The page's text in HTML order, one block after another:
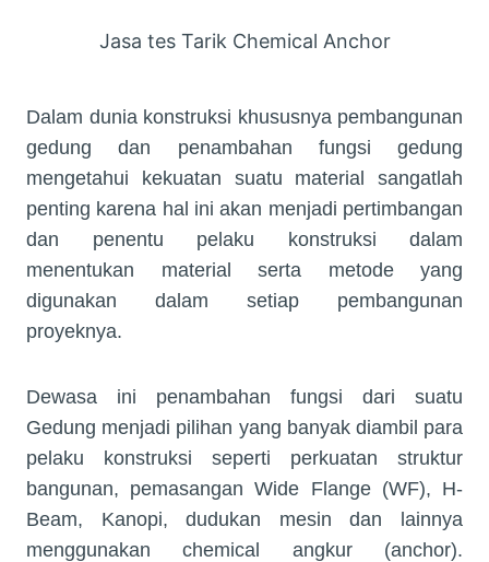
Jasa tes Tarik Chemical Anchor
Dalam dunia konstruksi khususnya pembangunan
gedung dan penambahan fungsi gedung
mengetahui kekuatan suatu material sangatlah
penting karena hal ini akan menjadi pertimbangan
dan penentu pelaku konstruksi dalam
menentukan material serta metode yang
digunakan dalam setiap pembangunan
proyeknya.
Dewasa ini penambahan fungsi dari suatu
Gedung menjadi pilihan yang banyak diambil para
pelaku konstruksi seperti perkuatan struktur
bangunan, pemasangan Wide Flange (WF), H-
Beam, Kanopi, dudukan mesin dan lainnya
menggunakan chemical angkur (anchor).